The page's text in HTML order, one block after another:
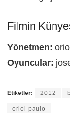
Filmin
Yönetmen:
Oyuncular:
Etiketler: 2012
oriol paulo